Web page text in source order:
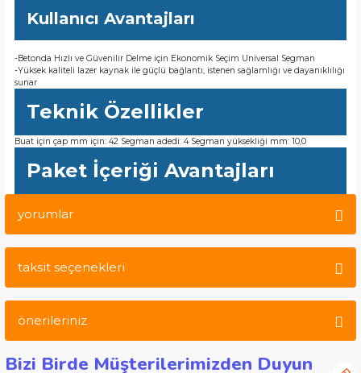
Kullanıcı Avantajları
-Betonda Hızlı ve Güvenilir Delme için Ekonomik Seçim Universal Segman
-Yüksek kaliteli lazer kaynak ile güçlü bağlantı, istenen sağlamlığı ve dayanıklılığı
sunar
Teknik Özellikler
Buat için çap mm için: 42 Segman adedi: 4 Segman yüksekliği mm: 10,0
Paket İçeriği Avantajları
yorumlar
taksit seçenekleri
önerileriniz
Bu ürünün fiyat bilgisi, resim, ürün açıklamalarında ve diğer
Bizi Birde Müşterilerimizden Duyun